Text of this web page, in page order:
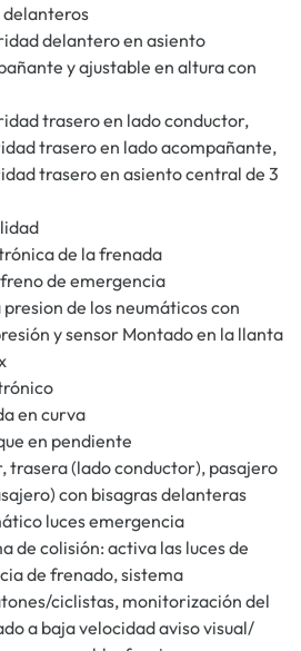
delantero en asiento
y ajustable en altura con
trasero en lado conductor,
trasero en lado acompañante,
trasero en asiento central de 3
de la frenada
de emergencia
de los neumáticos con
y sensor Montado en la llanta
en curva
en pendiente
trasera (lado conductor), pasajero
con bisagras delanteras
luces emergencia
de colisión: activa las luces de
de frenado, sistema
ciclistas, monitorización del
a baja velocidad aviso visual/